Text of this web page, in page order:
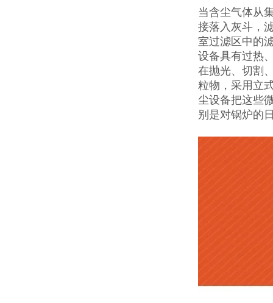
当含尘气体从
接落入灰斗，
室过滤区中的
设备具有过热
在抛光、切割
粒物，采用立
尘设备把这些
别是对锅炉的